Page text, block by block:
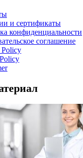
и сертификаты
конфиденциальности
соглашение
Policy